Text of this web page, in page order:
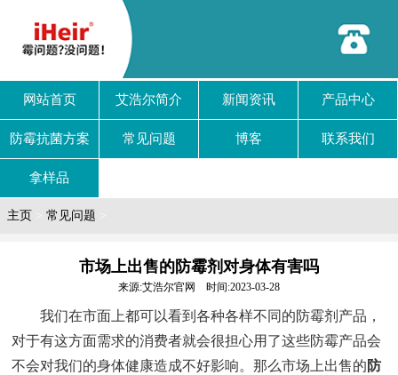
网站首页 艾浩尔简介 新闻资讯 产品中心
防霉抗菌方案 常见问题 博客 联系我们
拿样品
主页 常见问题
市场上出售的防霉剂对身体有害吗
来源:艾浩尔官网 时间:2023-03-28
我们在市面上都可以看到各种各样不同的防霉剂产品，
对于有这方面需求的消费者就会很担心用了这些防霉产品会
不会对我们的身体健康造成不好影响。那么市场上出售的 防